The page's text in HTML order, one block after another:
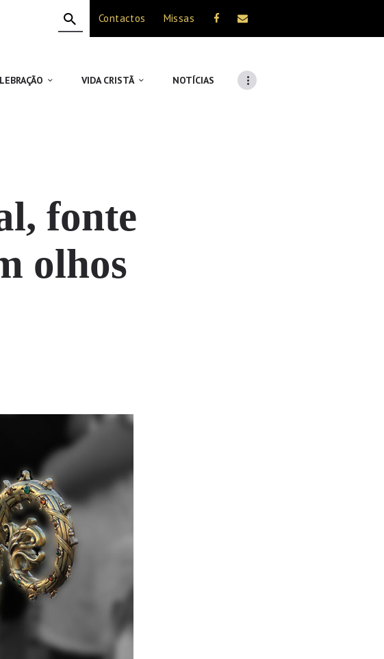
Contactos Missas
VIDA CRISTÃ NOTÍCIAS
fonte
olhos